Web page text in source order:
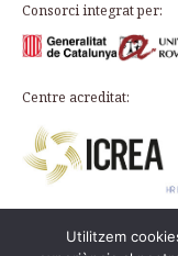
Consorci integrat per:
Centre acreditat:
Plaça d’en
Utilitzem